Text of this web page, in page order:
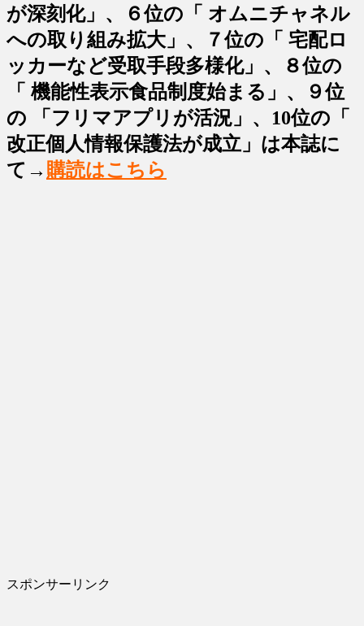
が深刻化」、６位の「 オムニチャネル
への取り組み拡大」、７位の「 宅配ロ
ッカーなど受取手段多様化」、８位の
「 機能性表示食品制度始まる」、９位
の 「フリマアプリが活況」、10位の「
改正個人情報保護法が成立」は本誌に
て→ 購読はこちら
スポンサーリンク